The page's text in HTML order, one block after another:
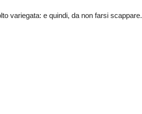
variegata: e quindi, da non farsi scappare.